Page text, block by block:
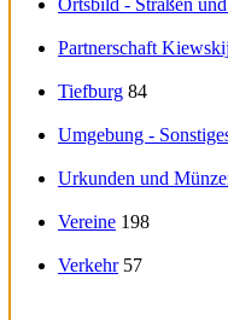
Ortsbild - Straßen
Partnerschaft
Tiefburg 84
Umgebung -
Urkunden und
Vereine 198
Verkehr 57